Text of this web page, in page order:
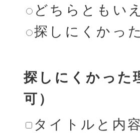
どちらともい
探しにくかった
探しにくかった
可）
タイトルと内